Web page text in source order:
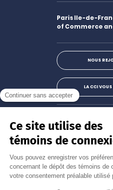
Paris Ile-de-
of Commerce
NOUS
LA CCI
S'abonner à